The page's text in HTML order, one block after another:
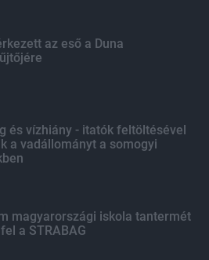
az eső a Duna
és vízhiány - itatók feltöltésével
a vadállományt a somogyi
magyarországi iskola tantermét
a STRABAG